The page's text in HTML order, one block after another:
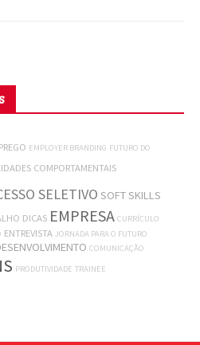
EMPLOYER BRANDING FUTURO DO
COMPORTAMENTAIS
SELETIVO SOFT SKILLS
DICAS EMPRESA CURRÍCULO
ENTREVISTA JORNADA PARA O FUTURO
COMUNICAÇÃO
PRODUTIVIDADE TRAINEE